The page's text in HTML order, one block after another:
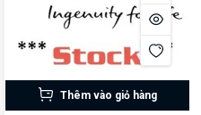
Thêm vào giỏ hàng